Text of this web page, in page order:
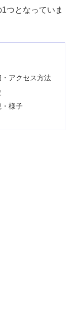
つとなっていま
アクセス方法
・様子